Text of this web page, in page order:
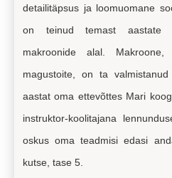
detailitäpsus ja loomuomane
on teinud temast aastate
makroonide alal.
magustoite, on ta
aastat oma ettevõttes Mari
instruktor-koolitajana
oskus oma teadmisi edasi
kutse, tase 5.